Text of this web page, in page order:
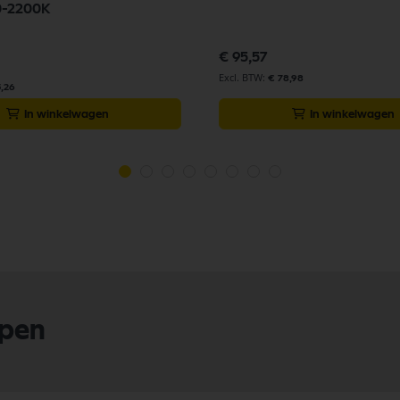
2200K
In winkelwagen
€ 95,57
€ 78,98
In winkelwagen